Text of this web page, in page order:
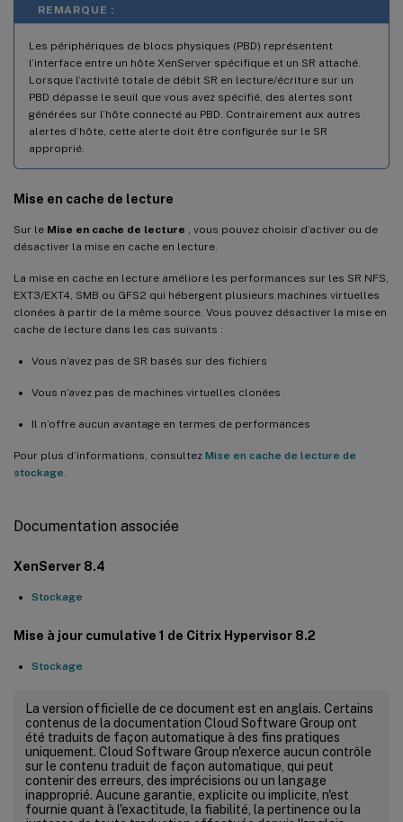
REMARQUE :
Les périphériques de blocs physiques (PBD) représentent
l’interface entre un hôte XenServer spécifique et un SR attaché.
Lorsque l’activité totale de débit SR en lecture/écriture sur un
PBD dépasse le seuil que vous avez spécifié, des alertes sont
générées sur l’hôte connecté au PBD. Contrairement aux autres
alertes d’hôte, cette alerte doit être configurée sur le SR
approprié.
Mise en cache de lecture
Sur le Mise en cache de lecture , vous pouvez choisir d’activer ou de
désactiver la mise en cache en lecture.
La mise en cache en lecture améliore les performances sur les SR NFS,
EXT3/EXT4, SMB ou GFS2 qui hébergent plusieurs machines virtuelles
clonées à partir de la même source. Vous pouvez désactiver la mise en
cache de lecture dans les cas suivants :
Vous n’avez pas de SR basés sur des fichiers
Vous n’avez pas de machines virtuelles clonées
Il n’offre aucun avantage en termes de performances
Pour plus d’informations, consultez Mise en cache de lecture de
stockage
Documentation associée
XenServer 8.4
Stockage
Mise à jour cumulative 1 de Citrix Hypervisor 8.2
Stockage
La version officielle de ce document est en anglais. Certains
contenus de la documentation Cloud Software Group ont
été traduits de façon automatique à des fins pratiques
uniquement. Cloud Software Group n'exerce aucun contrôle
sur le contenu traduit de façon automatique, qui peut
contenir des erreurs, des imprécisions ou un langage
inapproprié. Aucune garantie, explicite ou implicite, n'est
fournie quant à l'exactitude, la fiabilité, la pertinence ou la